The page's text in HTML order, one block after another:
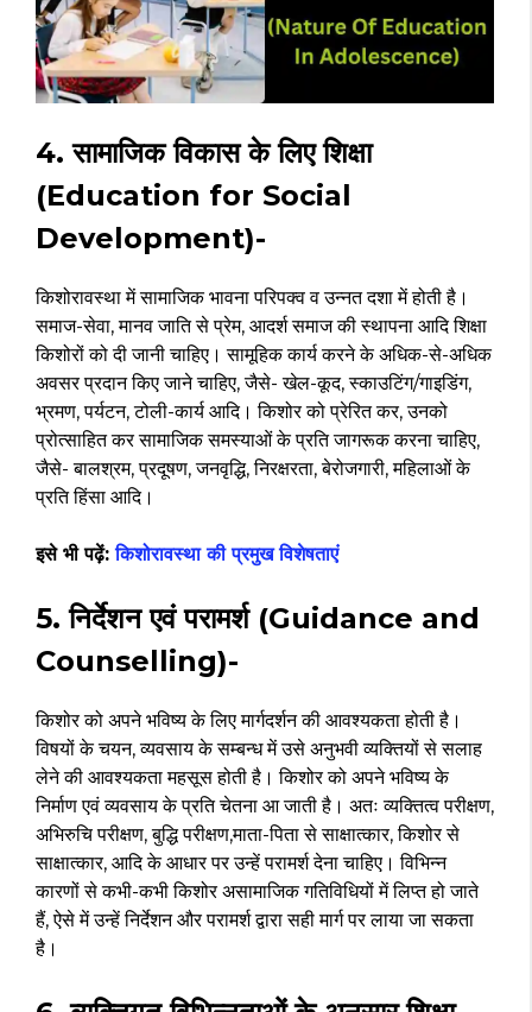
4. सामाजिक विकास के लिए शिक्षा
(Education for Social
Development)-
किशोरावस्था में सामाजिक भावना परिपक्व व उन्नत दशा में होती है।
समाज-सेवा, मानव जाति से प्रेम, आदर्श समाज की स्थापना आदि शिक्षा
किशोरों को दी जानी चाहिए। सामूहिक कार्य करने के अधिक-से-अधिक
अवसर प्रदान किए जाने चाहिए, जैसे- खेल-कूद, स्काउटिंग/गाइडिंग,
भ्रमण, पर्यटन, टोली-कार्य आदि। किशोर को प्रेरित कर, उनको
प्रोत्साहित कर सामाजिक समस्याओं के प्रति जागरूक करना चाहिए,
जैसे- बालश्रम, प्रदूषण, जनवृद्धि, निरक्षरता, बेरोजगारी, महिलाओं के
प्रति हिंसा आदि।
इसे भी पढ़ें:किशोरावस्था की प्रमुख विशेषताएं
5. निर्देशन एवं परामर्श (Guidance and
Counselling)-
किशोर को अपने भविष्य के लिए मार्गदर्शन की आवश्यकता होती है।
विषयों के चयन, व्यवसाय के सम्बन्ध में उसे अनुभवी व्यक्तियों से सलाह
लेने की आवश्यकता महसूस होती है। किशोर को अपने भविष्य के
निर्माण एवं व्यवसाय के प्रति चेतना आ जाती है। अतः व्यक्तित्व परीक्षण,
अभिरुचि परीक्षण, बुद्धि परीक्षण,माता-पिता से साक्षात्कार, किशोर से
साक्षात्कार, आदि के आधार पर उन्हें परामर्श देना चाहिए। विभिन्न
कारणों से कभी-कभी किशोर असामाजिक गतिविधियों में लिप्त हो जाते
हैं, ऐसे में उन्हें निर्देशन और परामर्श द्वारा सही मार्ग पर लाया जा सकता
है।